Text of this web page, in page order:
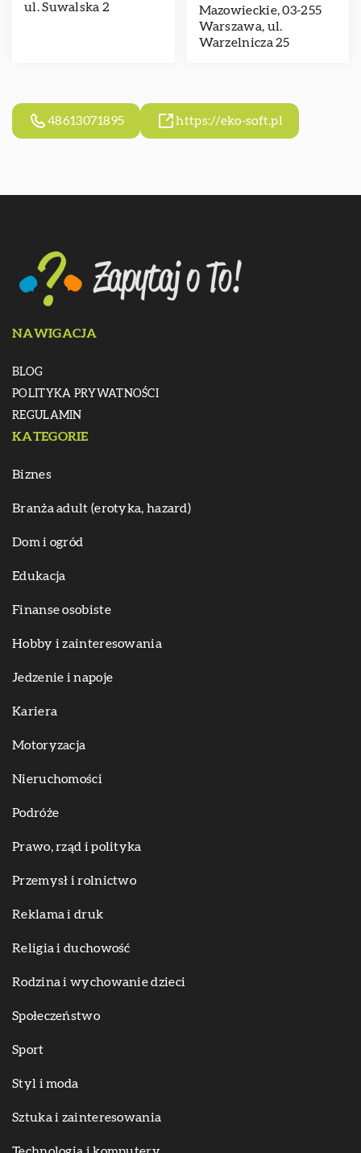
ul. Suwalska 2
Mazowieckie, 03-255
Warszawa, ul.
Warzelnicza 25
48613071895 https://eko-soft.pl
NAWIGACJA
BLOG
POLITYKA PRYWATNOŚCI
REGULAMIN
KATEGORIE
Biznes
Branża adult (erotyka, hazard)
Dom i ogród
Edukacja
Finanse osobiste
Hobby i zainteresowania
Jedzenie i napoje
Kariera
Motoryzacja
Nieruchomości
Podróże
Prawo, rząd i polityka
Przemysł i rolnictwo
Reklama i druk
Religia i duchowość
Rodzina i wychowanie dzieci
Społeczeństwo
Sport
Styl i moda
Sztuka i zainteresowania